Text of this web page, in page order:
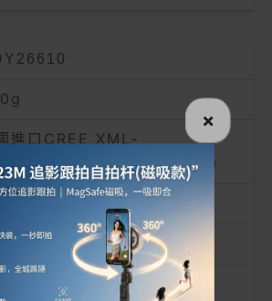
進口CREE XML-
光)（理論壽命：10萬小時）
/ 藍光
金+ABS
×